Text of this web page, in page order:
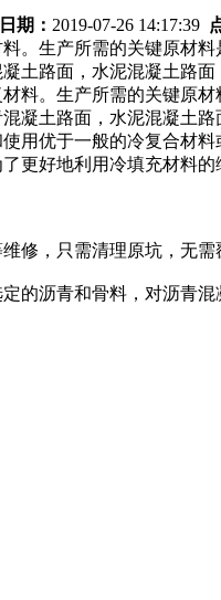
日期： 2019-07-26 14:17:39
。生产所需的关键原材
土路面，水泥混凝土路面
料。生产所需的关键原
凝土路面，水泥混凝土
用优于一般的冷复合材
更好地利用冷填充材料
，只需清理原坑，无需
沥青和骨料，对沥青混